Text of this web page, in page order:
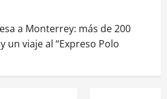
a Monterrey: más de 200
un viaje al “Expreso Polo